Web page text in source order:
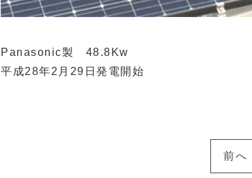
Panasonic製 48.8Kw
平成28年2月29日発電開始
前へ